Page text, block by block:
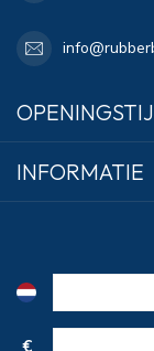
INFORMATIE
€